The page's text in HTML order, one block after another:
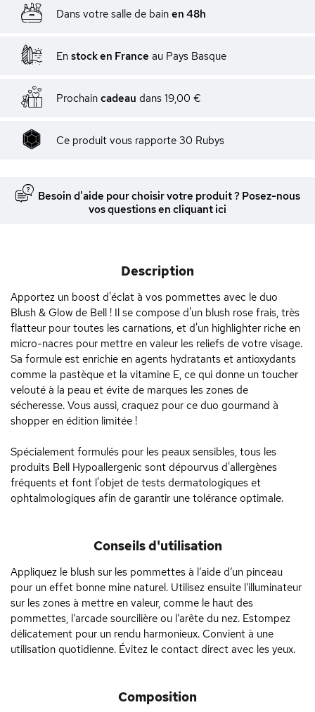
Dans votre salle de bain en 48h
En stock en France au Pays Basque
Prochain cadeau dans 19,00 €
Ce produit vous rapporte 30 Rubys
Besoin d'aide pour choisir votre produit ? Posez-nous
vos questions en cliquant ici
Description
Apportez un boost d'éclat à vos pommettes avec le duo
Blush & Glow de Bell ! Il se compose d'un blush rose frais, très
flatteur pour toutes les carnations, et d'un highlighter riche en
micro-nacres pour mettre en valeur les reliefs de votre visage.
Sa formule est enrichie en agents hydratants et antioxydants
comme la pastèque et la vitamine E, ce qui donne un toucher
velouté à la peau et évite de marques les zones de
sécheresse. Vous aussi, craquez pour ce duo gourmand à
shopper en édition limitée !
Spécialement formulés pour les peaux sensibles, tous les
produits Bell Hypoallergenic sont dépourvus d'allergènes
fréquents et font l'objet de tests dermatologiques et
ophtalmologiques afin de garantir une tolérance optimale.
Conseils d'utilisation
Appliquez le blush sur les pommettes à l’aide d’un pinceau
pour un effet bonne mine naturel. Utilisez ensuite l’illuminateur
sur les zones à mettre en valeur, comme le haut des
pommettes, l’arcade sourcilière ou l’arête du nez. Estompez
délicatement pour un rendu harmonieux. Convient à une
utilisation quotidienne. Évitez le contact direct avec les yeux.
Composition